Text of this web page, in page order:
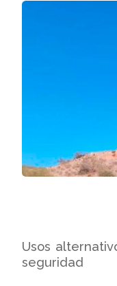
Usos
seguridad